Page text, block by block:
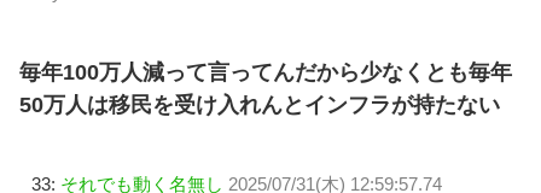
毎年100万人減って言ってんだから少なくとも毎年
50万人は移民を受け入れんとインフラが持たない
33: それでも動く名無し 2025/07/31(木) 12:59:57.74